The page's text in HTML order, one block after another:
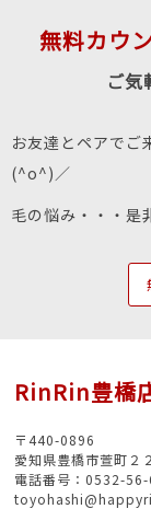
無料カウ
ご
お友達とペアでご
(^o^)／
毛の悩み・・・
RinRin豊橋
〒440-0896
愛知県豊橋市萱町２
電話番号：0532-